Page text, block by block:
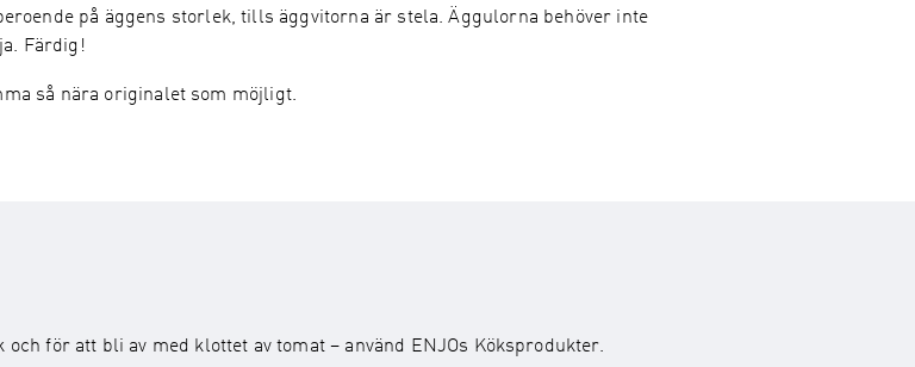
på äggens storlek, tills äggvitorna är stela. Äggulorna behöver inte
Färdig!
så nära originalet som möjligt.
och för att bli av med klottet av tomat – använd ENJOs Köksprodukter.